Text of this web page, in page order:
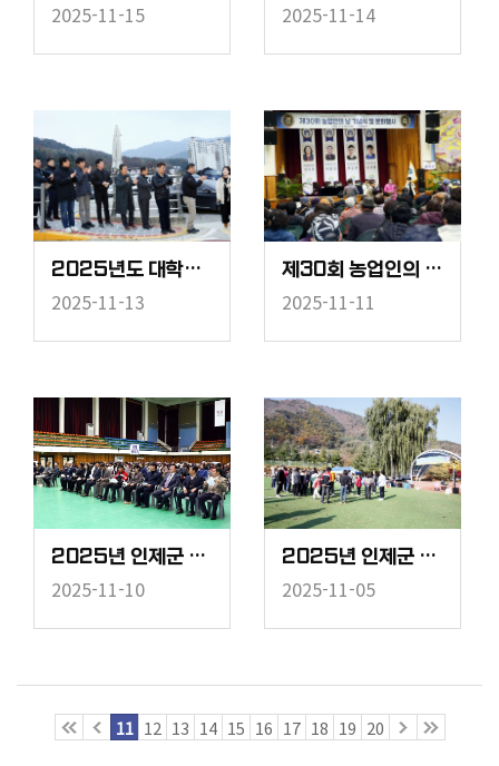
2025-11-15 2025-11-14
2025년도 대학수학능력시험 위문
2025-11-13
제30회 농업인의 날 기념행사
2025-11-11
2025년 인제군 장애인체육 한마당 행사
2025-11-10
2025년 인제군 지적장애인 가을운동회
2025-11-05
11 12 13 14 15 16 17 18 19 20